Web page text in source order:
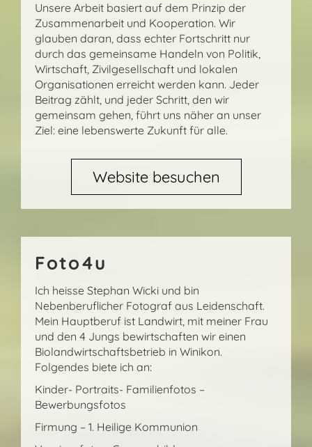
Unsere Arbeit basiert auf dem Prinzip der
Zusammenarbeit und Kooperation. Wir
glauben daran, dass echter Fortschritt nur
durch das gemeinsame Handeln von Politik,
Wirtschaft, Zivilgesellschaft und lokalen
Organisationen erreicht werden kann. Jeder
Beitrag zählt, und jeder Schritt, den wir
gemeinsam gehen, führt uns näher an unser
Ziel: eine lebenswerte Zukunft für alle.
Website besuchen
Foto4u
Ich heisse Stephan Wicki und bin
Nebenberuflicher Fotograf aus Leidenschaft.
Mein Hauptberuf ist Landwirt, mit meiner Frau
und den 4 Jungs bewirtschaften wir einen
Biolandwirtschaftsbetrieb in Winikon.
Folgendes biete ich an:
Kinder- Portraits- Familienfotos –
Bewerbungsfotos
Firmung – 1. Heilige Kommunion